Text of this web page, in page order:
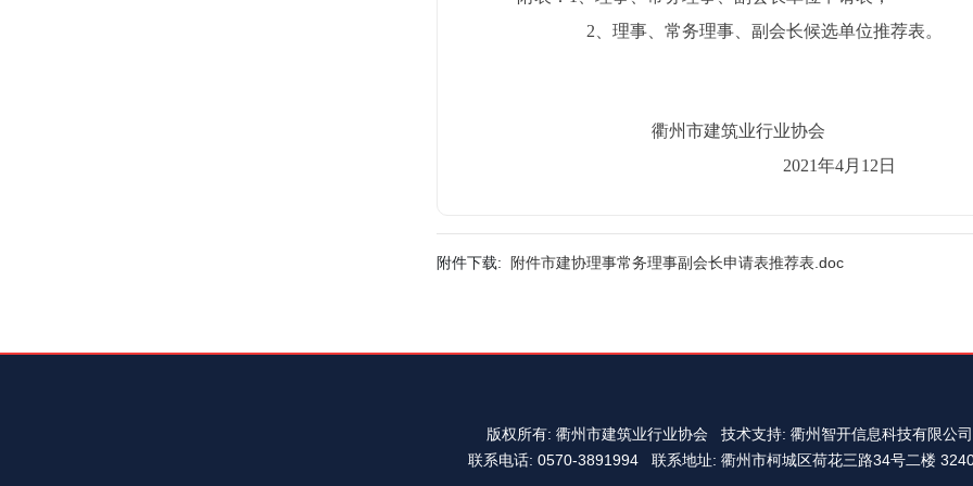
2、理事、常务理事、副会长候选单位推荐表。
衢州市建筑业行业协会
2021年4月12日
附件下载: 附件市建协理事常务理事副会长申请表推荐表.doc
版权所有: 衢州市建筑业行业协会
技术支持: 衢州智开信息科技有限公司
联系电话: 0570-3891994
联系地址: 衢州市柯城区荷花三路34号二楼